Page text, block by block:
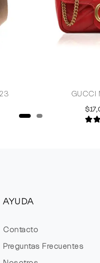
GUCCI
AYUDA
Contacto
Preguntas Frecuentes